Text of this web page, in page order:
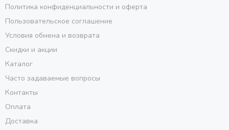
Политика конфиденциальности и оферта
Пользовательское соглашение
Условия обмена и возврата
Скидки и акции
Каталог
Часто задаваемые вопросы
Контакты
Оплата
Доставка